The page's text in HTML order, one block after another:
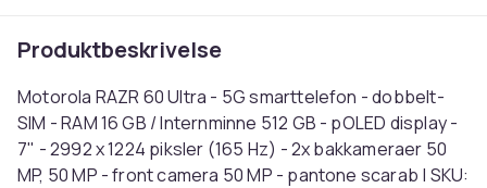
Produktbeskrivelse
Motorola RAZR 60 Ultra - 5G smarttelefon - dobbelt-
SIM - RAM 16 GB / Internminne 512 GB - pOLED display -
7" - 2992 x 1224 piksler (165 Hz) - 2x bakkameraer 50
MP, 50 MP - front camera 50 MP - pantone scarab | SKU: